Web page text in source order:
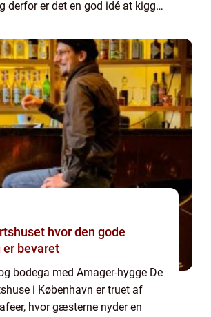
derfor er det en god idé at kigge
hvor den gode
bevaret
bodega med Amager-hygge De
i København er truet af
hvor gæsterne nyder en